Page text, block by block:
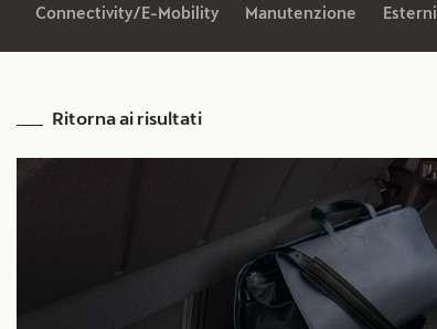
Connectivity/E-Mobility Manutenzione Esterni
Ritorna ai risultati